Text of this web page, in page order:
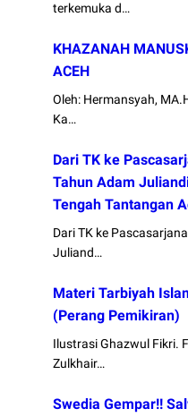
terkemuka d…
KHAZANAH
ACEH
Oleh: Hermansyah,
Ka…
Dari TK ke
Tahun Adam
Tengah Tantangan
Dari TK ke
Juliand…
Materi Tarbiyah
(Perang Pemikiran)
Ilustrasi Ghazwul Fikri.
Zulkhair…
Swedia Gempar!!